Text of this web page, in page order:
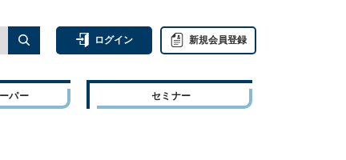
ログイン 新規会員登録
パー セミナー